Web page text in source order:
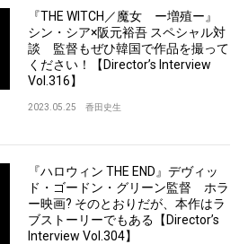
『THE WITCH／魔女 ー増殖ー』
シン・シア×阪元裕吾 スペシャル対
談 監督もぜひ韓国で作品を撮って
ください！【Director’s Interview
Vol.316】
2023.05.25 香田史生
『ハロウィン THE END』デヴィッ
ド・ゴードン・グリーン監督 ホラ
ー映画? そのとおりだが、本作はラ
ブストーリーでもある【Director’s
Interview Vol.304】